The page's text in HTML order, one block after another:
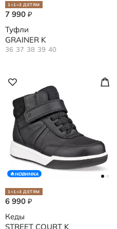
1+1=3 ДЕТЯМ
7 990 ₽
Туфли
GRAINER K
36 37 38 39 40
НОВИНКА
1+1=3 ДЕТЯМ
6 990 ₽
Кеды
STREET COURT K